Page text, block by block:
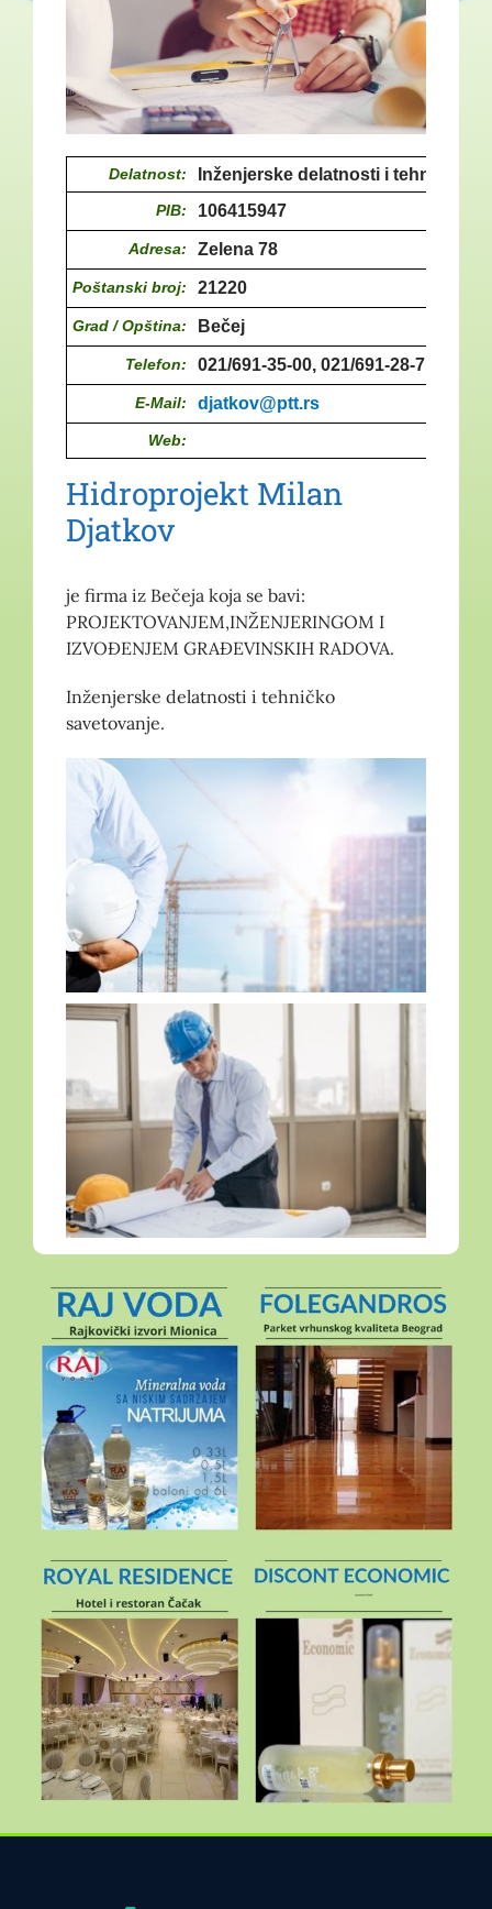
Delatnost: Inženjerske delatnosti i tehničko
PIB: 106415947
Adresa: Zelena 78
Poštanski broj: 21220
Grad / Opština: Bečej
Telefon: 021/691-35-00, 021/691-28-71, 064/
E-Mail: djatkov@ptt.rs
Web:
Hidroprojekt Milan
Djatkov
je firma iz Bečeja koja se bavi:
PROJEKTOVANJEM,INŽENJERINGOM I
IZVOĐENJEM GRAĐEVINSKIH RADOVA.
Inženjerske delatnosti i tehničko
savetovanje.